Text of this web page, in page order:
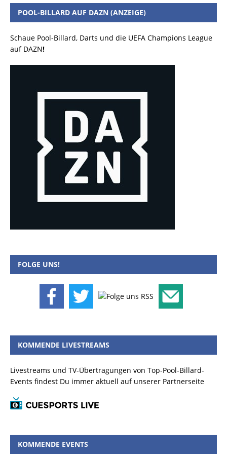
POOL-BILLARD AUF DAZN (ANZEIGE)
Schaue Pool-Billard, Darts und die UEFA Champions League
auf DAZN!
FOLGE UNS!
KOMMENDE LIVESTREAMS
Livestreams und TV-Übertragungen von Top-Pool-Billard-
Events findest Du immer aktuell auf unserer Partnerseite
KOMMENDE EVENTS